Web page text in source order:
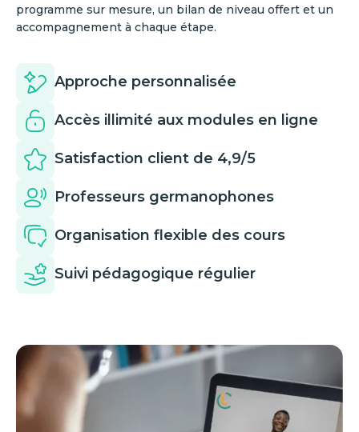
programme sur mesure, un bilan de niveau offert et un
accompagnement à chaque étape.
Approche personnalisée
Accès illimité aux modules en ligne
Satisfaction client de 4,9/5
Professeurs germanophones
Organisation flexible des cours
Suivi pédagogique régulier